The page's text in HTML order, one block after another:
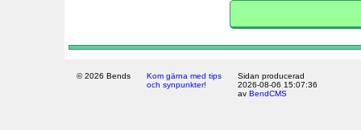
© 2026 Bends
Kom gärna med tips
och synpunkter!
Sidan producerad
2026-08-06 15:07:36
av BendCMS